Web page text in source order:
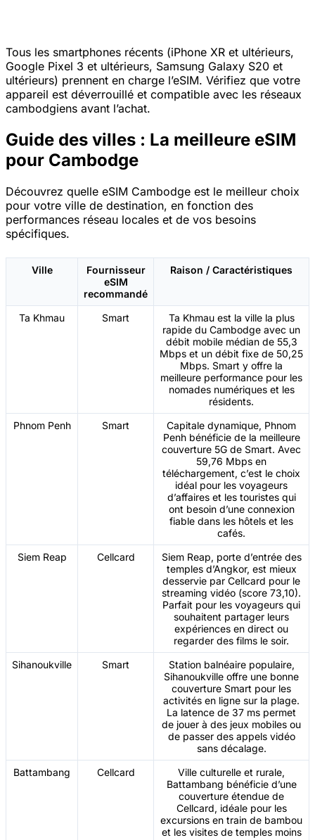
Tous les smartphones récents (iPhone XR et ultérieurs,
Google Pixel 3 et ultérieurs, Samsung Galaxy S20 et
ultérieurs) prennent en charge l’eSIM. Vérifiez que votre
appareil est déverrouillé et compatible avec les réseaux
cambodgiens avant l’achat.
Guide des villes : La meilleure eSIM
pour Cambodge
Découvrez quelle eSIM Cambodge est le meilleur choix
pour votre ville de destination, en fonction des
performances réseau locales et de vos besoins
spécifiques.
Ville
Fournisseur
eSIM
recommandé
Raison / Caractéristiques
Ta Khmau Smart
Ta Khmau est la ville la plus
rapide du Cambodge avec un
débit mobile médian de 55,3
Mbps et un débit fixe de 50,25
Mbps. Smart y offre la
meilleure performance pour les
nomades numériques et les
résidents.
Phnom Penh
Smart
Capitale dynamique, Phnom
Penh bénéficie de la meilleure
couverture 5G de Smart. Avec
59,76 Mbps en
téléchargement, c’est le choix
idéal pour les voyageurs
d’affaires et les touristes qui
ont besoin d’une connexion
fiable dans les hôtels et les
cafés.
Siem Reap
Cellcard
Siem Reap, porte d’entrée des
temples d’Angkor, est mieux
desservie par Cellcard pour le
streaming vidéo (score 73,10).
Parfait pour les voyageurs qui
souhaitent partager leurs
expériences en direct ou
regarder des films le soir.
Sihanoukville
Smart
Station balnéaire populaire,
Sihanoukville offre une bonne
couverture Smart pour les
activités en ligne sur la plage.
La latence de 37 ms permet
de jouer à des jeux mobiles ou
de passer des appels vidéo
sans décalage.
Battambang
Cellcard
Ville culturelle et rurale,
Battambang bénéficie d’une
couverture étendue de
Cellcard, idéale pour les
excursions en train de bambou
et les visites de temples moins